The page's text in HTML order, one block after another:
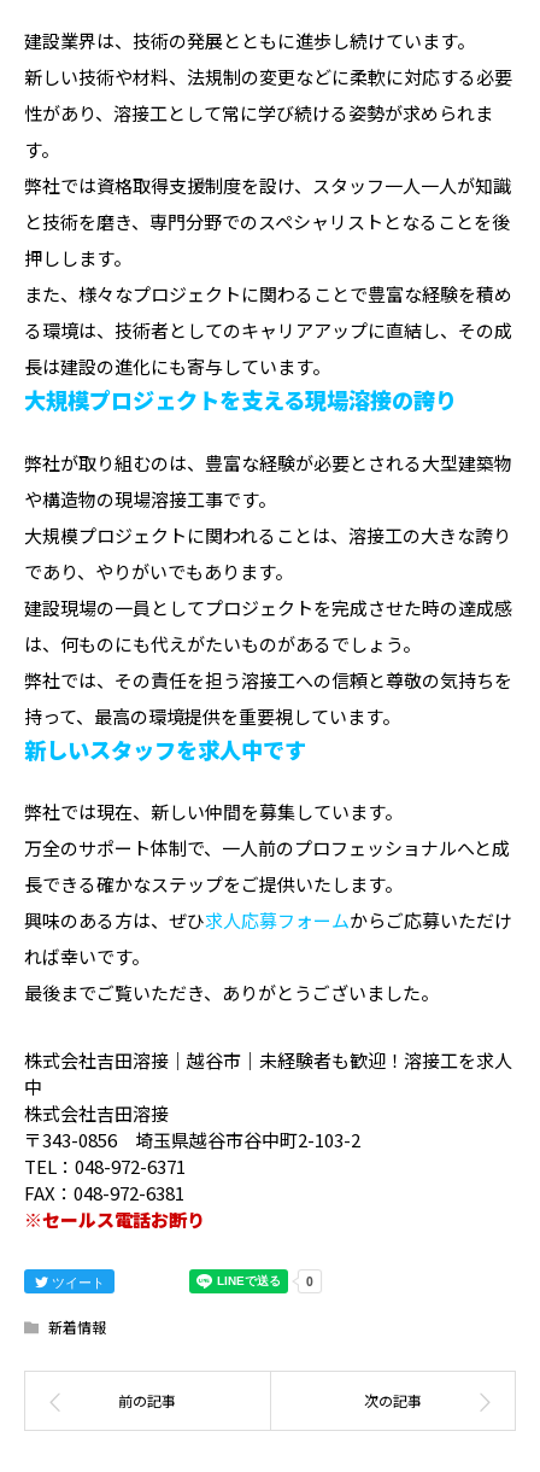
建設業界は、技術の発展とともに進歩し続けています。
新しい技術や材料、法規制の変更などに柔軟に対応する必要
性があり、溶接工として常に学び続ける姿勢が求められま
す。
弊社では資格取得支援制度を設け、スタッフ一人一人が知識
と技術を磨き、専門分野でのスペシャリストとなることを後
押しします。
また、様々なプロジェクトに関わることで豊富な経験を積め
る環境は、技術者としてのキャリアアップに直結し、その成
長は建設の進化にも寄与しています。
大規模プロジェクトを支える現場溶接の誇り
弊社が取り組むのは、豊富な経験が必要とされる大型建築物
や構造物の現場溶接工事です。
大規模プロジェクトに関われることは、溶接工の大きな誇り
であり、やりがいでもあります。
建設現場の一員としてプロジェクトを完成させた時の達成感
は、何ものにも代えがたいものがあるでしょう。
弊社では、その責任を担う溶接工への信頼と尊敬の気持ちを
持って、最高の環境提供を重要視しています。
新しいスタッフを求人中です
弊社では現在、新しい仲間を募集しています。
万全のサポート体制で、一人前のプロフェッショナルへと成
長できる確かなステップをご提供いたします。
興味のある方は、ぜひ求人応募フォームからご応募いただけ
れば幸いです。
最後までご覧いただき、ありがとうございました。
株式会社吉田溶接｜越谷市｜未経験者も歓迎！溶接工を求人
中
株式会社吉田溶接
〒343-0856 埼玉県越谷市谷中町2-103-2
TEL：048-972-6371
FAX：048-972-6381
※セールス電話お断り
ツイート
新着情報